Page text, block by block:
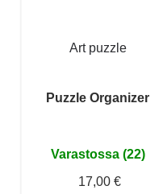
Art puzzle
Puzzle Organizer
Varastossa (22)
17,00 €